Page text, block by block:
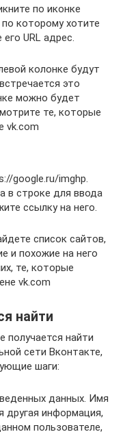
по иконке
которому хотите
URL адрес.
колонке будут
это
можно будет
те, которые
vk.com
google.ru/imghp.
в строке для ввода
ссылку на него.
список сайтов,
и похожие на него
те, которые
vk.com
найти
получается найти
сети Вконтакте,
шаги:
данных. Имя
другая информация,
пользователе,